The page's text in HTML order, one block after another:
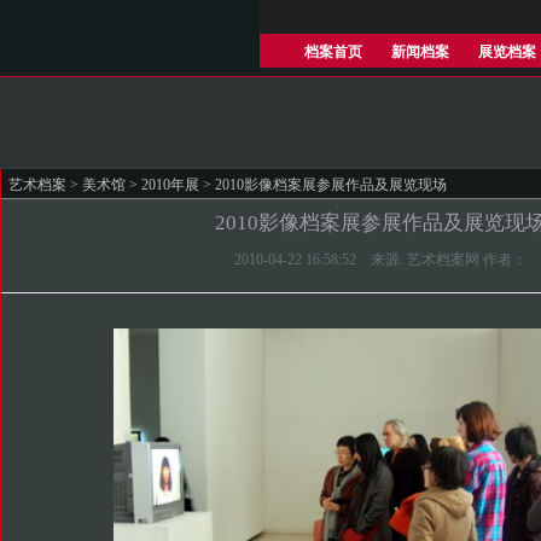
档案首页 新闻档案 展览档案
艺术档案 > 美术馆 > 2010年展 > 2010影像档案展参展作品及展览现场
2010影像档案展参展作品及展览现
2010-04-22 16:58:52 来源: 艺术档案网 作者：